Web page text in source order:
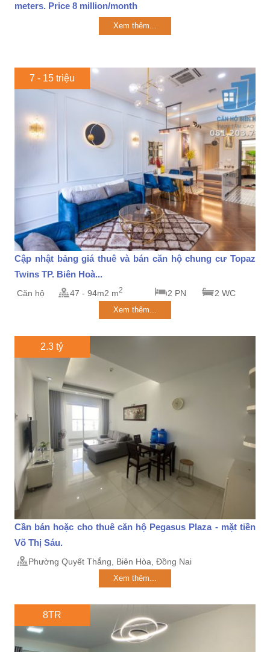
meters. Price 8 million/month
Xem thêm...
7 - 15 triệu
Cập nhật bảng giá thuê và bán căn hộ chung cư Topaz
Twins TP. Biên Hoà...
Căn hộ 47 - 94m2 m2 2 PN 2 WC
Xem thêm...
2.3 tỷ
Cần bán hoặc cho thuê căn hộ Pegasus Plaza - mặt tiền
Võ Thị Sáu.
Phường Quyết Thắng, Biên Hòa, Đồng Nai
Xem thêm...
8TR